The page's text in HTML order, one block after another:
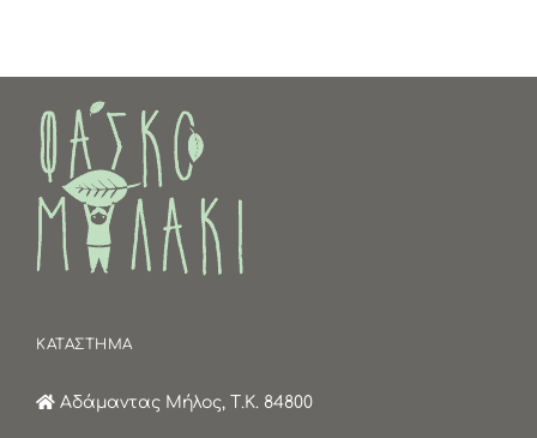
μπορούν
να
επιλεγούν
στη
σελίδα
του
ΚΑΤΑΣΤΗΜΑ
Αδάμαντας Μήλος, Τ.Κ. 84800